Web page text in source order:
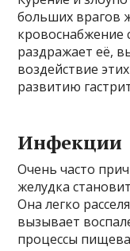
больших врагов
кровоснабжение
раздражает её,
воздействие
развитию
Инфекции
Очень часто
желудка
Она легко
вызывает
процессы